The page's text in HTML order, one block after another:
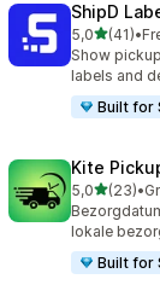
ShipD
5,0van 5
(41)
41 •
Show
labels and
Built for
Kite
5,0van 5
(23)
23 •
lokale
Built for